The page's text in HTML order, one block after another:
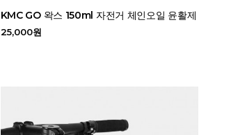
KMC GO 왁스 150ml 자전거 체인오일 윤활제
25,000원